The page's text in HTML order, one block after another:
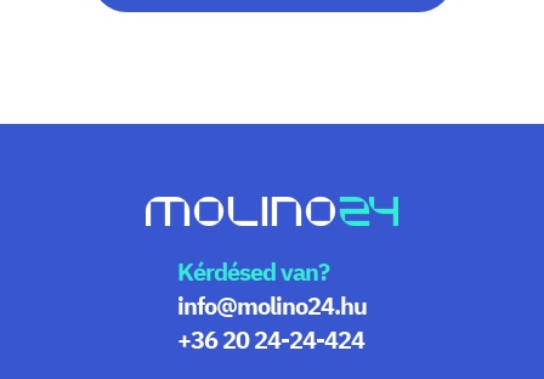
Kérdésed van?
info@molino24.hu
+36 20 24-24-424